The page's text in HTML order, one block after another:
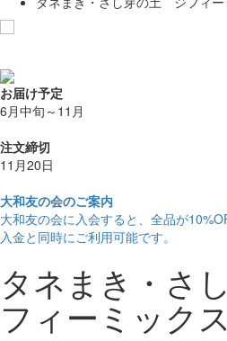
お届け予定
6月中旬～11月
注文締切
11月20日
大和友の会のご案内
大和友の会に入会すると、 全品が
入金と同時にご利用可能です。
タネまき・さ
フィーミックス